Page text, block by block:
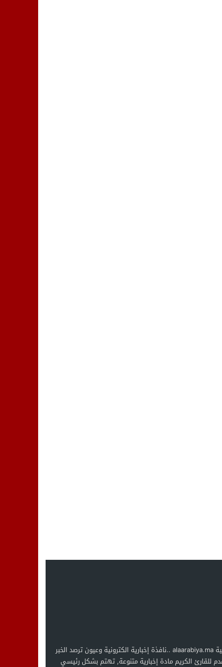
العربية alaarabiya.ma ..نافذة إخبارية الكترونية وعيون ترصد الخبر
للقارئ الكريم مادة إخبارية متنوعة, تهتم بشكل رئيسي